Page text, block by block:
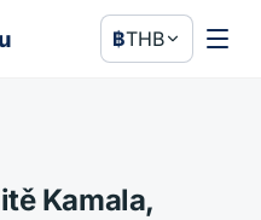
฿THB
Kamala,